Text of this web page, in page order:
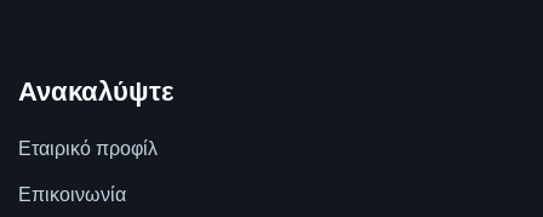
Ανακαλύψτε
Εταιρικό προφίλ
Επικοινωνία